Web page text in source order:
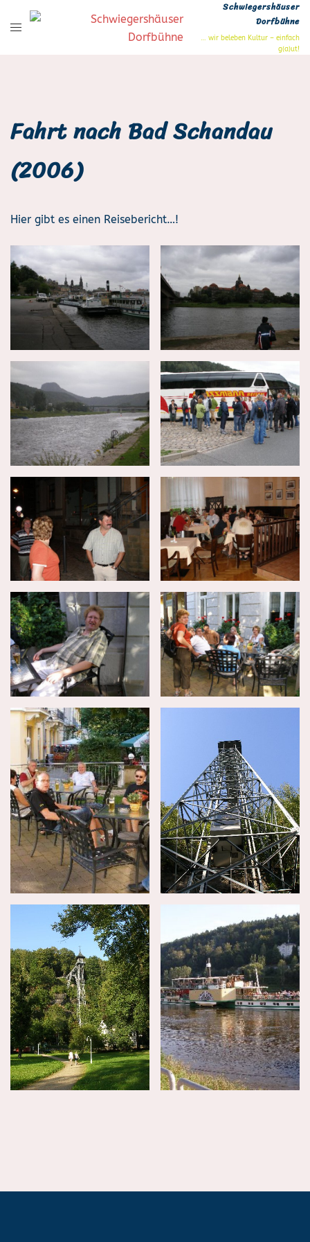
Inhalt
Schwiegershäuser
Dorfbühne
… wir beleben Kultur – einfach
g(a)ut!
Fahrt nach Bad Schandau
(2006)
Hier gibt es einen Reisebericht…!